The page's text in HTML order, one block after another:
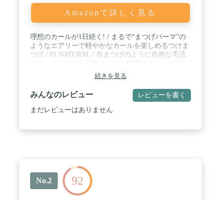
Amazonで詳しく見る
理想のカールが1日続く! / まるで“まつげパーマ”の
ようなエアリーで軽やかなカールを楽しめるつけま
つげ / 01 NATURAL / 自まつげのように自然な毛流
続きを見る
みんなのレビュー レビューを書く
まだレビューはありません
No.2 92